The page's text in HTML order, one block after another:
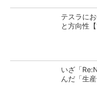
テスラに
と方向性【
いざ「
んだ「生